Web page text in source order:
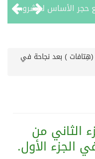
مركز الملك سلمان للإغاثة يضع حجر الأساس لمشروع بناء وإعادة تأهيل 13 مدرسة في محافظتي لحج والضالع
) بعد نجاحة في
الثاني من
الجزء الأول.